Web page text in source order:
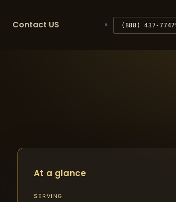
Contact US (888) 437-7747
At a glance
SERVING